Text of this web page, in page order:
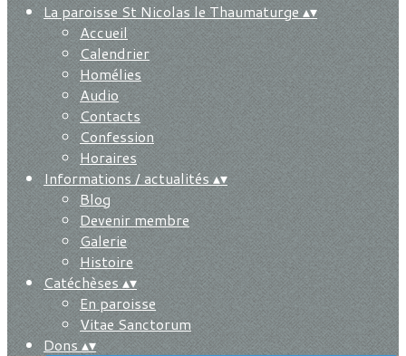
La paroisse St Nicolas le Thaumaturge▴▾
Accueil
Calendrier
Homélies
Audio
Contacts
Confession
Horaires
Informations / actualités▴▾
Blog
Devenir membre
Galerie
Histoire
Catéchèses▴▾
En paroisse
Vitae Sanctorum
Dons▴▾